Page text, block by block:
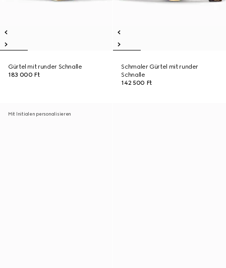
Gürtel mit runder Schnalle
183 000 Ft
Schmaler Gürtel mit runder
Schnalle
142 500 Ft
Mit Initialen personalisieren